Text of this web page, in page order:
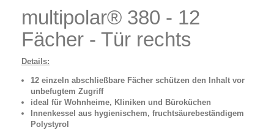
multipolar® 380 - 12
Fächer - Tür rechts
Details:
12 einzeln abschließbare Fächer schützen den Inhalt vor
unbefugtem Zugriff
ideal für Wohnheime, Kliniken und Büroküchen
Innenkessel aus hygienischem, fruchtsäurebeständigem
Polystyrol